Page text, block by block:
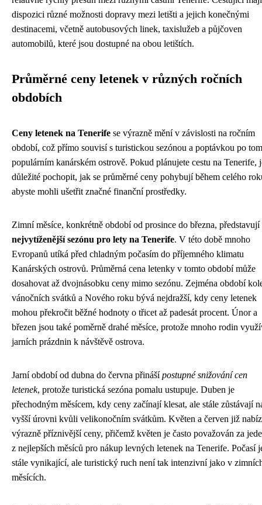
dispozici různé možnosti dopravy mezi letišti a jejich konečnými
destinacemi, včetně autobusových linek, taxislužeb a půjčoven
automobilů, které jsou dostupné na obou letištích.
Průměrné ceny letenek v různých ročních
obdobích
Ceny letenek na Tenerife se výrazně mění v závislosti na ročním
období, což přímo souvisí s turistickou sezónou a poptávkou po
populárním kanárském ostrově. Pokud plánujete cestu na Tenerife,
důležité pochopit, jak se průměrné ceny pohybují během celého
abyste mohli ušetřit značné finanční prostředky.
Zimní měsíce, konkrétně období od prosince do března, představují
nejvytíženější sezónu pro lety na Tenerife. V této době mnoho
Evropanů utíká před chladným počasím do příjemného klimatu
Kanárských ostrovů. Průměrná cena letenky v tomto období může
dosahovat až dvojnásobku ceny mimo sezónu. Zejména období
vánočních svátků a Nového roku bývá nejdražší, kdy ceny letenek
mohou překročit běžné hodnoty o třicet až padesát procent. Únor a
březen jsou také poměrně drahé měsíce, protože mnoho rodin
jarních prázdnin k návštěvě ostrova.
Jarní období od dubna do června přinášípostupné snižování cen
letenek, protože turistická sezóna pomalu ustupuje. Duben je
přechodným měsícem, kdy ceny začínají klesat, ale stále zůstávají
vyšší úrovni kvůli velikonočním svátkům. Květen a červen již
výrazně příznivější ceny, přičemž květen je často považován za
z nejlepších měsíců pro nákup levných letenek na Tenerife. Počasí
stále vynikající, ale turistický ruch není tak intenzivní jako v
měsících.